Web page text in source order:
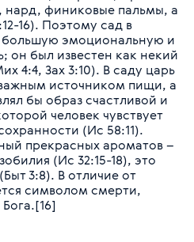
нард, финиковые пальмы, а
16). Поэтому сад в
эмоциональную и
он был известен как некий
4:4, Зах 3:10). В саду царь
источником пищи, а
бы образ счастливой и
человек чувствует
(Ис 58:11).
прекрасных ароматов –
(Ис 32:15-18), это
3:8). В отличие от
символом смерти,